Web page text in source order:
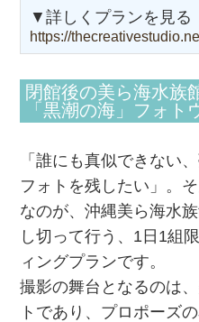
▼詳しくプランを見る
https://
閉館後の美ら海水族
「黒潮の海」フォト
「誰にも真似できない
フォトを残したい」。
なのが、沖縄美ら海水
し切って行う、1日1組
ィングプランです。
撮影の舞台となるのは
トであり、プロポーズ